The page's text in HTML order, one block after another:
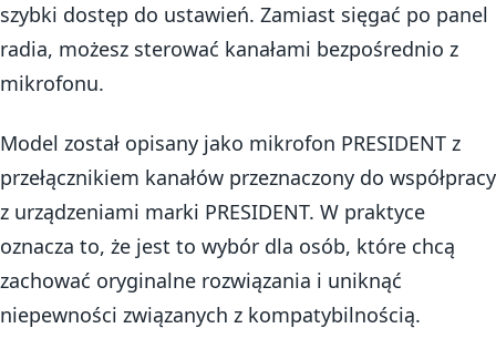
szybki dostęp do ustawień. Zamiast sięgać po panel
radia, możesz sterować kanałami bezpośrednio z
mikrofonu.
Model został opisany jako mikrofon PRESIDENT z
przełącznikiem kanałów przeznaczony do współpracy
z urządzeniami marki PRESIDENT. W praktyce
oznacza to, że jest to wybór dla osób, które chcą
zachować oryginalne rozwiązania i uniknąć
niepewności związanych z kompatybilnością.